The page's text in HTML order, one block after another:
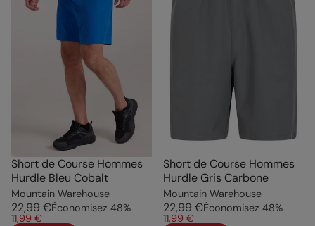
Short de Course Hommes
Hurdle Bleu Cobalt
Mountain Warehouse
22,99 €Économisez 48%
11,99 €
Short de Course Hommes
Hurdle Gris Carbone
Mountain Warehouse
22,99 €Économisez 48%
11,99 €